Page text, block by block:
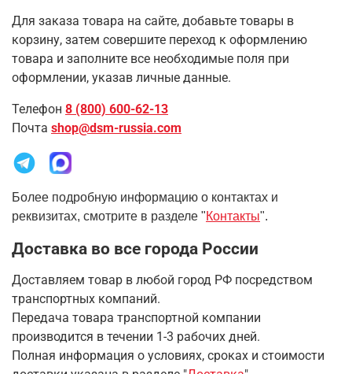
Для заказа товара на сайте, добавьте товары в
корзину, затем совершите переход к оформлению
товара и заполните все необходимые поля при
оформлении, указав личные данные.
Телефон 8 (800) 600-62-13
Почта shop@dsm-russia.com
Более подробную информацию о контактах и
реквизитах, смотрите в разделе "Контакты".
Доставка во все города России
Доставляем товар в любой город РФ посредством
транспортных компаний.
Передача товара транспортной компании
производится в течении 1-3 рабочих дней.
Полная информация о условиях, сроках и стоимости